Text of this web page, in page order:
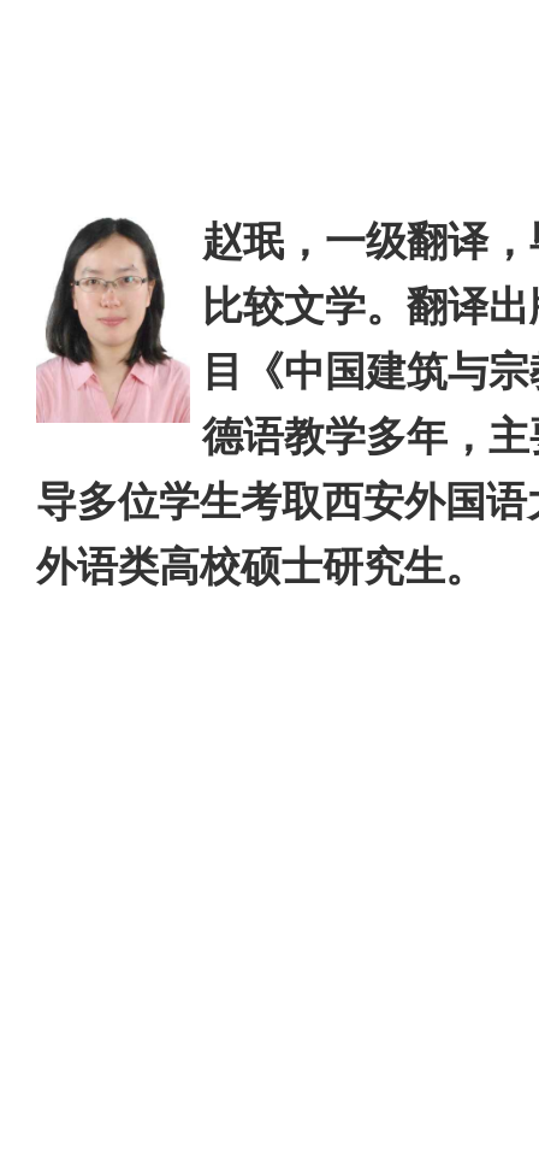
赵珉，一级翻译，
比较文学。翻译
目《中国建筑与
德语教学多年，
导多位学生考取西安外国
外语类高校硕士研究生。